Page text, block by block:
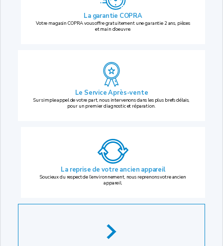
La garantie COPRA
Votre magasin COPRA vous offre gratuitement une garantie 2 ans, pièces
et main d’oeuvre.
Le Service Après-vente
Sur simple appel de votre part, nous intervenons dans les plus brefs délais,
pour un premier diagnostic et réparation.
La reprise de votre ancien appareil
Soucieux du respect de l’environnement, nous reprenons votre ancien
appareil.